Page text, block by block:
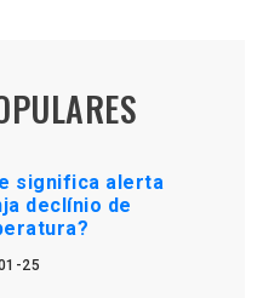
significa alerta
declínio de
25